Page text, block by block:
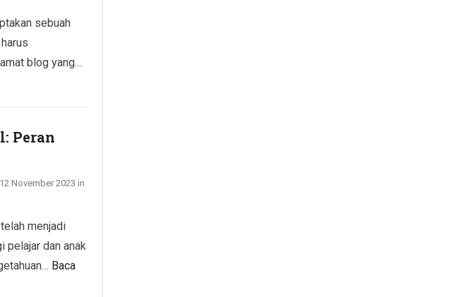
sebuah
blog yang…
Peran
12 November 2023 in
menjadi
pelajar dan anak
Baca